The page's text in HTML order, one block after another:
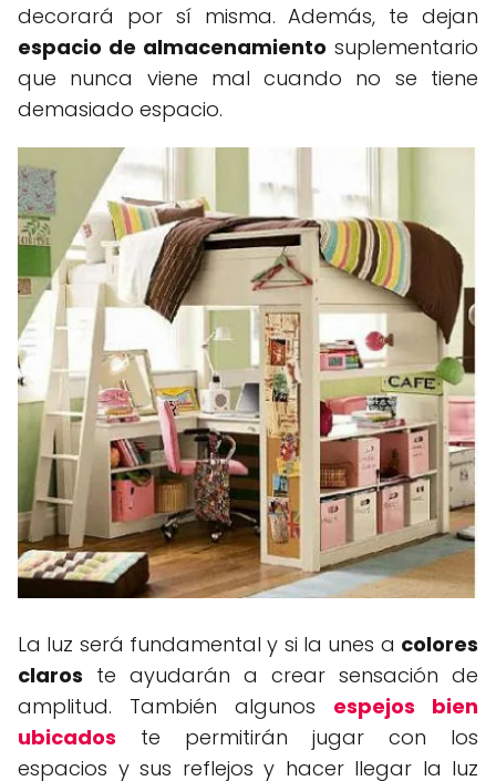
decorará por sí misma. Además, te dejan
espacio de almacenamiento suplementario
que nunca viene mal cuando no se tiene
demasiado espacio.
La luz será fundamental y si la unes a colores
claros te ayudarán a crear sensación de
amplitud. También algunos espejos bien
ubicados te permitirán jugar con los
espacios y sus reflejos y hacer llegar la luz